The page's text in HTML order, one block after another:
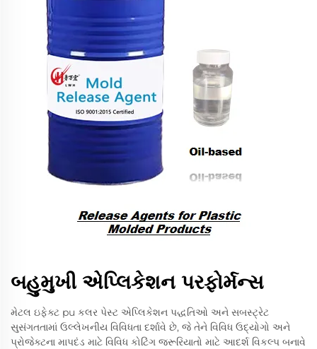
બહુમુખી એપ્લિકેશન પરફોર્મન્સ
મેટલ ઇફેક્ટ pu કલર પેસ્ટ એપ્લિકેશન પદ્ધતિઓ અને સબસ્ટ્રેટ
સુસંગતતામાં ઉલ્લેખનીય વિવિધતા દર્શાવે છે, જે તેને વિવિધ ઉદ્યોગો અને
પ્રોજેક્ટના માપદંડ માટે વિવિધ કોટિંગ જરૂરિયાતો માટે આદર્શ વિકલ્પ બનાવે